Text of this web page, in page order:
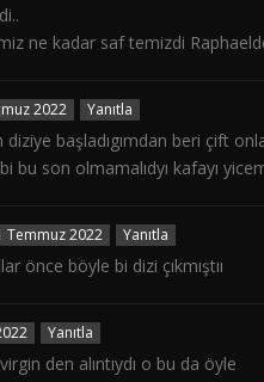
ne kadar saf temizdi
2022 Yanıtla
başladıgımdan beri çift
bu son olmamalıdyı kafayı
Temmuz 2022 Yanıtla
önce böyle bi dizi çıkmıştıı
Yanıtla
den alıntıydı o bu da öyle